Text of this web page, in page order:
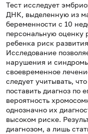
Тест исследует
ДНК, выделенную из
беременности с 10
персональную оценку
ребенка риск
Исследование
нарушения и
своевременное
следует учитывать,
поставить диагноз по
вероятность
однозначно их
высоком риске.
диагнозом, а лишь